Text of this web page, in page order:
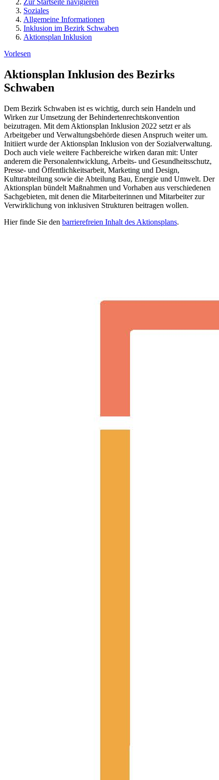
Zur Startseite navigieren
Soziales
Allgemeine Informationen
Inklusion im Bezirk Schwaben
Aktionsplan Inklusion
Vorlesen
Aktionsplan Inklusion des Bezirks
Schwaben
Dem Bezirk Schwaben ist es wichtig, durch sein Handeln und
Wirken zur Umsetzung der Behindertenrechtskonvention
beizutragen. Mit dem Aktionsplan Inklusion 2022 setzt er als
Arbeitgeber und Verwaltungsbehörde diesen Anspruch weiter um.
Initiiert wurde der Aktionsplan Inklusion von der Sozialverwaltung.
Doch auch viele weitere Fachbereiche wirken daran mit: Unter
anderem die Personal­entwicklung, Arbeits- und Gesundheitsschutz,
Presse- und ­Öffentlichkeitsarbeit, Marketing und ­Design,
Kulturabteilung sowie die Abteilung Bau, Energie und Umwelt. Der
Aktionsplan bündelt Maßnahmen und Vorhaben aus verschiedenen
Sachgebieten, mit denen die Mitarbeiterinnen und Mitarbeiter zur
Verwirklichung von inklusiven Strukturen beitragen wollen.
Hier finde Sie den barrierefreien Inhalt des Aktionsplans.